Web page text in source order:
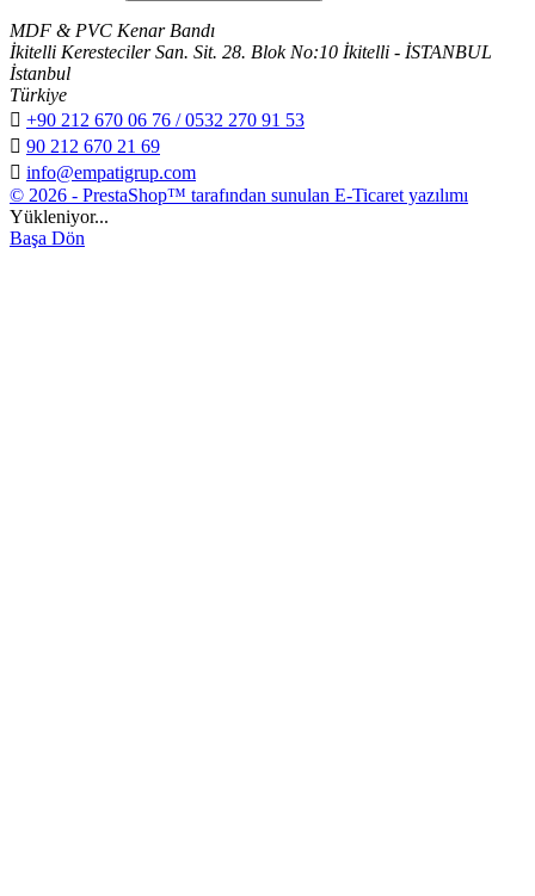
MDF & PVC Kenar Bandı
İkitelli Keresteciler San. Sit. 28. Blok No:10 İkitelli - İSTANBUL
İstanbul
Türkiye
 +90 212 670 06 76 / 0532 270 91 53
 90 212 670 21 69
 info@empatigrup.com
© 2026 - PrestaShop™ tarafından sunulan E-Ticaret yazılımı
Yükleniyor...
Başa Dön